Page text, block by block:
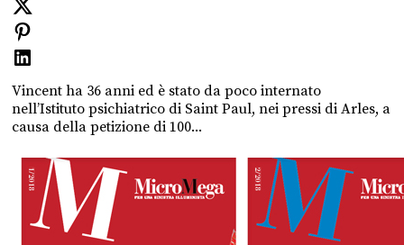
Vincent ha 36 anni ed è stato da poco internato
nell’Istituto psichiatrico di Saint Paul, nei pressi di Arles, a
causa della petizione di 100...